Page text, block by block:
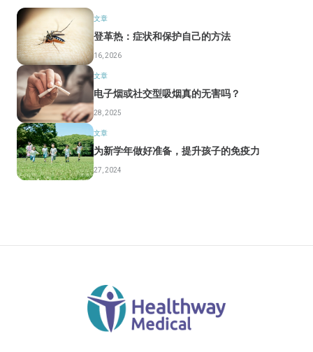
文章
登革热：症状和保护自己的方法
16, 2026
文章
电子烟或社交型吸烟真的无害吗？
28, 2025
文章
为新学年做好准备，提升孩子的免疫力
27, 2024